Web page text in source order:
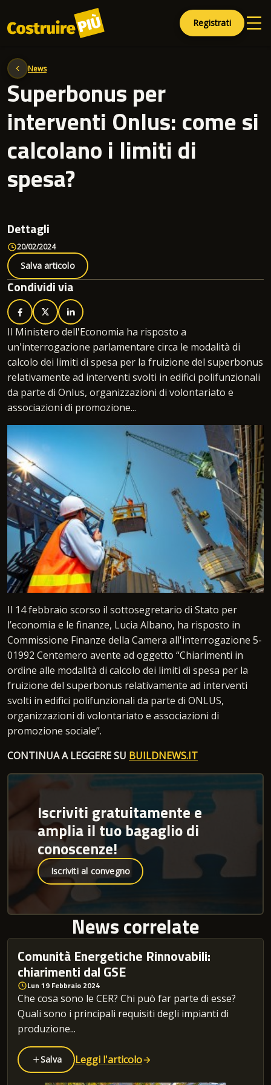
Registrati
News
Superbonus per
interventi Onlus: come si
calcolano i limiti di
spesa?
Il Ministero dell'Economia ha risposto a
un'interrogazione parlamentare circa le modalità di
calcolo dei limiti di spesa per la fruizione del superbonus
relativamente ad interventi svolti in edifici polifunzionali
da parte di Onlus, organizzazioni di volontariato e
associazioni di promozione...
Il 14 febbraio scorso il sottosegretario di Stato per
l’economia e le finanze, Lucia Albano, ha risposto in
Commissione Finanze della Camera all'interrogazione 5-
01992 Centemero avente ad oggetto “Chiarimenti in
ordine alle modalità di calcolo dei limiti di spesa per la
fruizione del superbonus relativamente ad interventi
svolti in edifici polifunzionali da parte di ONLUS,
organizzazioni di volontariato e associazioni di
promozione sociale”.
CONTINUA A LEGGERE SU BUILDNEWS.IT
Iscriviti gratuitamente e
amplia il tuo bagaglio di
conoscenze!
Iscriviti al convegno
Dettagli
20/02/2024
Salva articolo
Condividi via
News correlate
Comunità Energetiche Rinnovabili:
chiarimenti dal GSE
Lun 19 Febbraio 2024
Che cosa sono le CER? Chi può far parte di esse?
Quali sono i principali requisiti degli impianti di
produzione...
Salva Leggi l'articolo